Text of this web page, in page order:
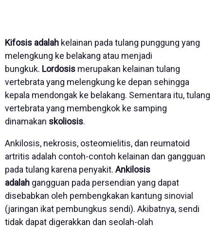
Kifosis adalah kelainan pada tulang punggung yang
melengkung ke belakang atau menjadi
bungkuk. Lordosis merupakan kelainan tulang
vertebrata yang melengkung ke depan sehingga
kepala mendongak ke belakang. Sementara itu, tulang
vertebrata yang membengkok ke samping
dinamakan skoliosis.
Ankilosis, nekrosis, osteomielitis, dan reumatoid
artritis adalah contoh-contoh kelainan dan gangguan
pada tulang karena penyakit. Ankilosis
adalah gangguan pada persendian yang dapat
disebabkan oleh pembengkakan kantung sinovial
(jaringan ikat pembungkus sendi). Akibatnya, sendi
tidak dapat digerakkan dan seolah-olah